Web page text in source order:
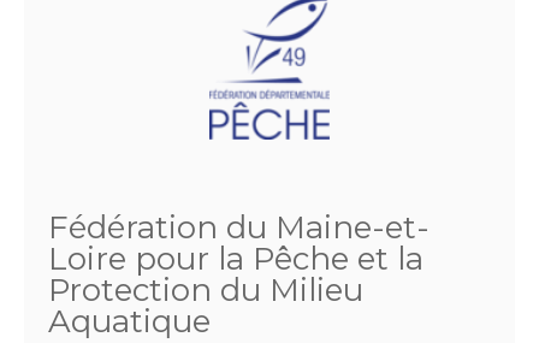
Fédération du Maine-et-
Loire pour la Pêche et la
Protection du Milieu
Aquatique